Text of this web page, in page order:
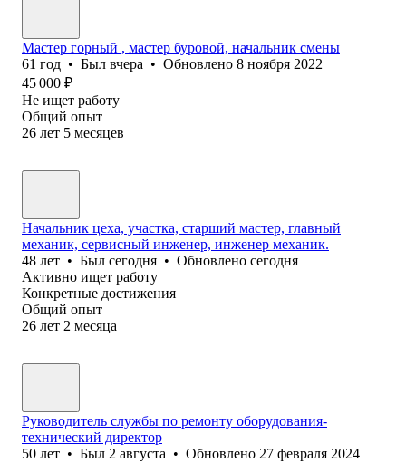
Мастер горный , мастер буровой, начальник смены
61 год • Был вчера • Обновлено 8 ноября 2022
45 000 ₽
Не ищет работу
Общий опыт
26 лет 5 месяцев
Начальник цеха, участка, старший мастер, главный
механик, сервисный инженер, инженер механик.
48 лет • Был сегодня • Обновлено сегодня
Активно ищет работу
Конкретные достижения
Общий опыт
26 лет 2 месяца
Руководитель службы по ремонту оборудования-
технический директор
50 лет • Был 2 августа • Обновлено 27 февраля 2024